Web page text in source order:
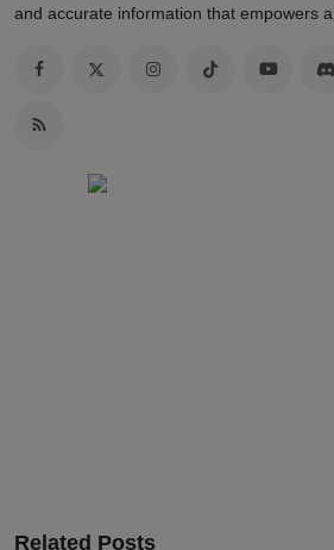
and accurate information that empowers
Related Posts